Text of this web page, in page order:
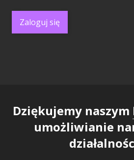
Zaloguj się
Dziękujemy naszym
umożliwianie